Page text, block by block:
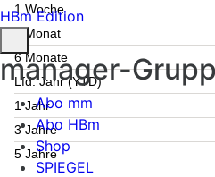
1 Woche
1 Monat
6 Monate
Lfd. Jahr (YTD)
1 Jahr
3 Jahre
5 Jahre
HBm Edition
manager-
Abo mm
Abo HBm
Shop
SPIEGEL